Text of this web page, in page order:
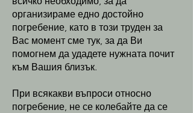
организираме едно достойно
погребение, като в този труден за
Вас момент сме тук, за да Ви
помогнем да удадете нужната почит
към Вашия близък.
При всякакви въпроси относно
погребение, не се колебайте да се